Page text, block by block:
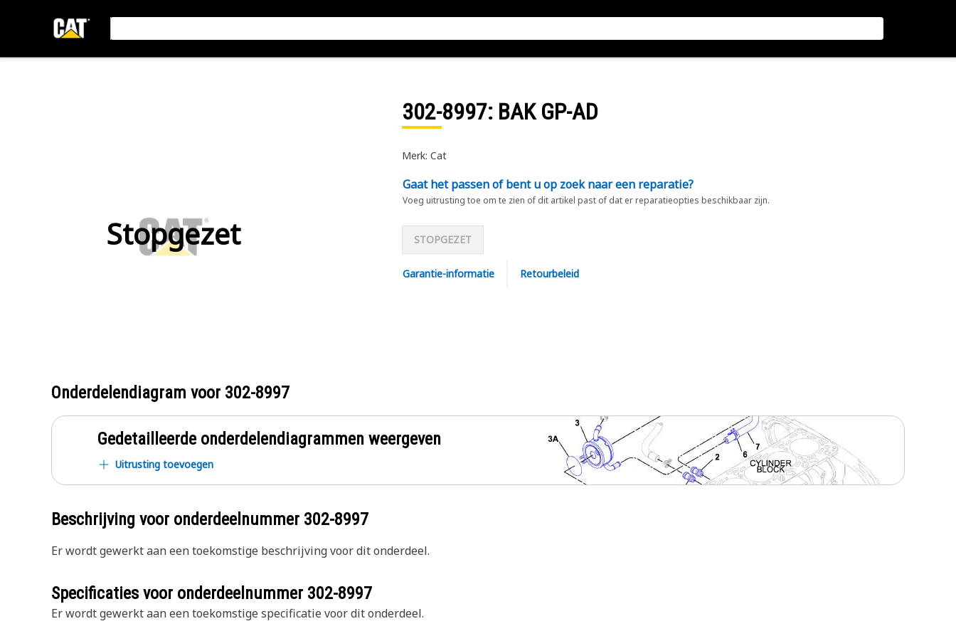
Stopgezet
302-8997: BAK GP-AD
Merk: Cat
Gaat het passen of bent u op zoek naar een reparatie?
Voeg uitrusting toe om te zien of dit artikel past of dat er reparatieopties beschikbaar zijn.
STOPGEZET
Garantie-informatie Retourbeleid
Onderdelendiagram voor 302-8997
Gedetailleerde onderdelendiagrammen weergeven
Uitrusting toevoegen
Beschrijving voor onderdeelnummer 302-8997
Er wordt gewerkt aan een toekomstige beschrijving voor dit onderdeel.
Specificaties voor onderdeelnummer 302-8997
Er wordt gewerkt aan een toekomstige specificatie voor dit onderdeel.